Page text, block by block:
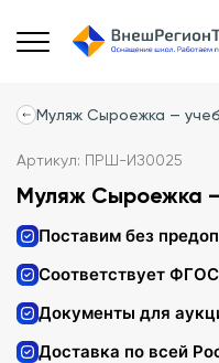
Муляж Сыроежка —
Артикул: ПРШ-ИЗ0025
Муляж Сыроежка
Поставим без
Соответствует ФГОС
Документы для
Доставка по всей